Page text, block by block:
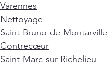
Varennes
Nettoyage
Saint-Bruno-de-Montarville
Contrecœur
Saint-Marc-sur-Richelieu